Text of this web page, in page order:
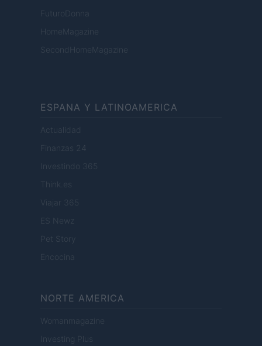
FuturoDonna
HomeMagazine
SecondHomeMagazine
ESPANA Y LATINOAMERICA
Actualidad
Finanzas 24
Investindo 365
Think.es
Viajar 365
ES Newz
Pet Story
Encocina
NORTE AMERICA
Womanmagazine
Investing Plus